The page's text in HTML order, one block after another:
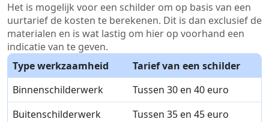
Het is mogelijk voor een schilder om op basis van een
uurtarief de kosten te berekenen. Dit is dan exclusief de
materialen en is wat lastig om hier op voorhand een
indicatie van te geven.
Type werkzaamheid
Tarief van een schilder
Binnenschilderwerk
Tussen 30 en 40 euro
Buitenschilderwerk
Tussen 35 en 45 euro